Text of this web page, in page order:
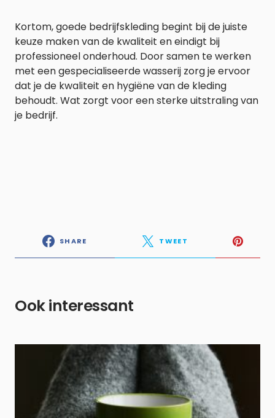
Kortom, goede bedrijfskleding begint bij de juiste
keuze maken van de kwaliteit en eindigt bij
professioneel onderhoud. Door samen te werken
met een gespecialiseerde wasserij zorg je ervoor
dat je de kwaliteit en hygiëne van de kleding
behoudt. Wat zorgt voor een sterke uitstraling van
je bedrijf.
SHARE TWEET
Ook interessant